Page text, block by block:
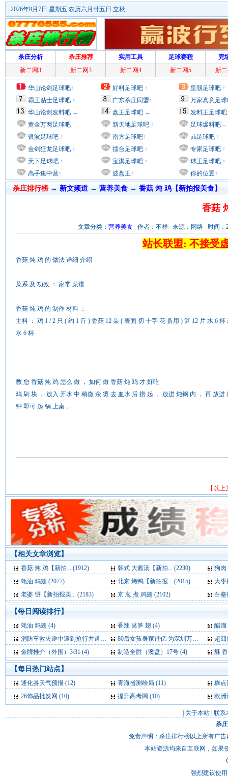
2026年8月7日 星期五 农历六月廿五日 立秋
杀庄分析 杀庄推荐 实用工具 足球赛程
完
新二网3
新二网3 新二网4 新二网5 新
华山论剑足球吧↑
霸王贴士足球吧 ↑
华山论剑发料吧 →
黄金万两足球吧
银波足球吧 ↑
金剑狂龙足球吧 ↑
天下足球吧 ↑
高手集中营↑
好料足球吧 ↑
广东杀庄同盟↑
盘王足球吧 →
新天地足球吧 ↑
南方足球吧↑
擂台足球吧 ↑
宝淇足球吧 ↑
波盘王↑
皇朝足球吧 ↑
万家真意足
发料王足球吧
足球爆料吧→
pk足球吧 ↑
专家足球吧 ↑
球王足球吧 ↑
你的位置↑
杀庄排行榜 → 新文频道→ 营养美食 → 香菇 炖 鸡【新拍报美食】
香菇
文章分类： 营养美食 作者：不祥 来源：网络 时间：
站长联盟: 不接受
香菇 炖 鸡 的 做法 详细 介绍
菜系 及 功效 ： 家常 菜谱
香菇 炖 鸡 的 制作 材料 ：
主料 ： 鸡 1 / 2 只 ( 约 1 斤 ) 香菇 12 朵 ( 表面 切 十字 花 备用 ) 笋 12 片 水 6
水 6 杯
教 您 香菇 炖 鸡 怎么 做 ， 如何 做 香菇 炖 鸡 才 好吃
鸡 剁 块 ， 放入 开水 中 稍微 氽 烫 去 血水 后 捞 起 ， 放进 炖锅 内 ， 再 放
钟 即可 起 锅 上桌 。
【以
【相关文章浏览】
香菇 炖 鸡【新拍... (1912) 韩式 大酱汤【新拍... (2230)
狗肉
蚝油 鸡翅 (2077)
北京 烤鸭【新拍报... (2015)
大枣
老婆 饼【新拍报美... (2183)
京 葱 煮 鸡翅 (2102) 白鲞
【每日阅读排行】
蚝油 鸡翅 (4) 香辣 莴笋 翅 (4)
醋溜
消防车救火途中遭到抢行并道 网友大呼“震惊” (4)
80后女孩身家过亿 为深圳万润科技“三当家” (4)
超囧
金牌推介（外围）3/31 (4)
制造全胜（澳盘）17号 (4) 酥
【每日热门站点】
通化县天气预报 (12) 青海省测绘局 (11)
糕点
26饰品批发网 (10) 提升高考网 (10) 欧洲
关于本站 联系
杀
免责声明：杀庄排行榜以上所有广
本站资源均来自互联网，如果
强烈建议使